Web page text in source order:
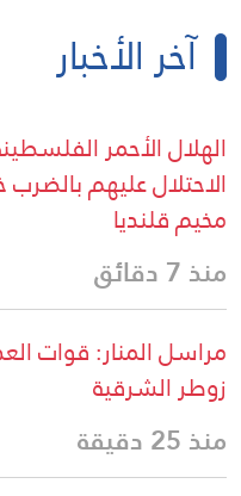
آخر الأخبار
الاحتلال عليهم
مخيم قلنديا
منذ 7 دقائق
مراسل المنار: قوات
زوطر الشرقية
منذ 25 دقيقة